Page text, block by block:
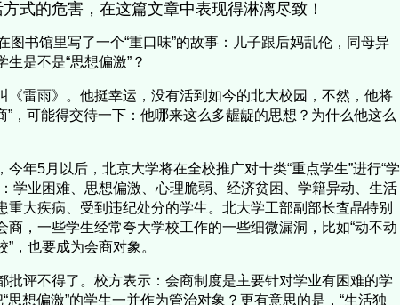
式的危害，在这篇文章中表现得淋漓尽致！
图书馆里写了一个“重口味”的故事：儿子跟后妈乱伦，同母异
是不是“思想偏激”？
《雷雨》。他挺幸运，没有活到如今的北大校园，不然，他将
”，可能得交待一下：他哪来这么多龌龊的思想？为什么他这么
年5月以后，北京大学将在全校推广对十类“重点学生”进行“学
学业困难、思想偏激、心理脆弱、经济贫困、学籍异动、生活
重大疾病、受到违纪处分的学生。北大学工部副部长査晶特别
，一些学生经常夸大学校工作的一些细微漏洞，比如“动不动
，也要成为会商对象。
批评不得了。校方表示：会商制度是主要针对学业有困难的学
思想偏激”的学生一并作为管治对象？更有意思的是，“生活独